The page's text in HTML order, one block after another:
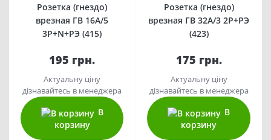
Розетка (гнездо)
врезная ГВ 16А/5
3Р+N+РЭ (415)
195 грн.
Актуальну ціну
дізнавайтесь в менеджера
В
корзину
Розетка (гнездо)
врезная ГВ 32А/3 2Р+РЭ
(423)
175 грн.
Актуальну ціну
дізнавайтесь в менеджера
В
корзину